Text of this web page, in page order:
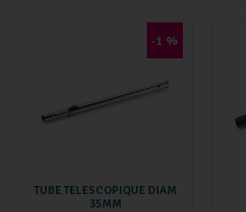
-1 %
TUBE TELESCOPIQUE DIAM
35MM